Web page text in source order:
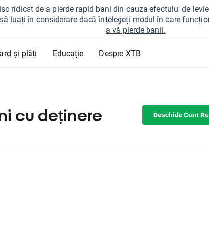
ridicat de a pierde rapid bani din cauza efectului de
luați în considerare dacă înțelegeți modul în care
a vă pierde banii.
și plăți Educație Despre XTB
cu deținere Deschide Cont